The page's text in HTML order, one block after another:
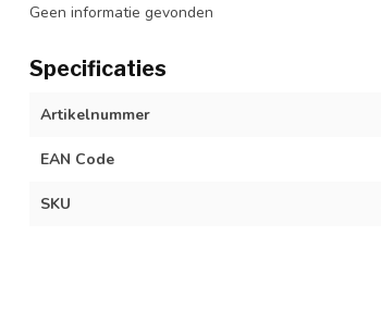
Geen informatie gevonden
Specificaties
Artikelnummer
EAN Code
SKU